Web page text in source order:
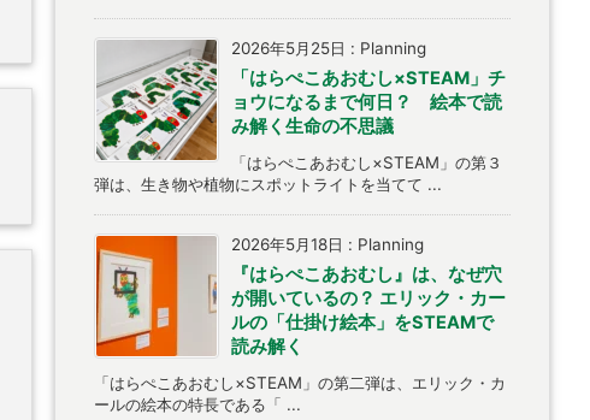
2026年5月25日 : Planning
「はらぺこあおむし×STEAM」チ
ョウになるまで何日？ 絵本で読
み解く生命の不思議
「はらぺこあおむし×STEAM」の第３
弾は、生き物や植物にスポットライトを当てて ...
2026年5月18日 : Planning
『はらぺこあおむし』は、なぜ穴
が開いているの？ エリック・カー
ルの「仕掛け絵本」をSTEAMで
読み解く
「はらぺこあおむし×STEAM」の第二弾は、エリック・カ
ールの絵本の特長である「 ...